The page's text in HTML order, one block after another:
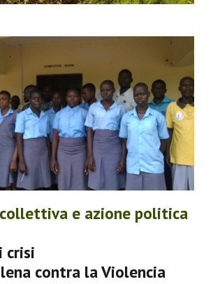
e azione politica
crisi
contra la Violencia